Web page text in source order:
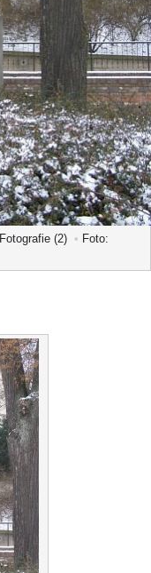
Fotografie (2) • Foto: